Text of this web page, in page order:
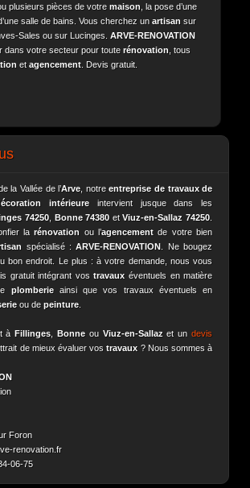
plusieurs pièces de votre maison , la pose d’une
salle de bains. Vous cherchez un artisan sur
Sales ou sur Lucinges. ARVE-RENOVATION
dans votre secteur pour toute rénovation , tous
et agencement . Devis gratuit.
la Vallée de l’Arve , notreentreprise de travaux de
intérieure intervient jusque dans les
74250, Bonne 74380 etViuz-en-Sallaz 74250
larénovation ou l’agencement de votre bien
spécialisé :ARVE-RENOVATION . Ne bougez
bon endroit. Le plus : à votre demande, nous vous
gratuit intégrant vostravaux éventuels en matière
plomberieainsi que vos travaux éventuels en
ou de peinture
àFillinges ,Bonne ou Viuz-en-Sallaz et undevis
de mieux évaluer vostravaux ? Nous sommes à
Foron
renovation.fr
06-75